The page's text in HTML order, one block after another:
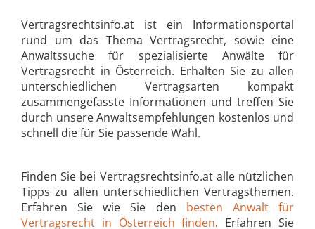
Vertragsrechtsinfo.at ist ein Informationsportal
rund um das Thema Vertragsrecht, sowie eine
Anwaltssuche für spezialisierte Anwälte für
Vertragsrecht in Österreich. Erhalten Sie zu allen
unterschiedlichen Vertragsarten kompakt
zusammengefasste Informationen und treffen Sie
durch unsere Anwaltsempfehlungen kostenlos und
schnell die für Sie passende Wahl.
Finden Sie bei Vertragsrechtsinfo.at alle nützlichen
Tipps zu allen unterschiedlichen Vertragsthemen.
Erfahren Sie wie Sie den besten Anwalt für
Vertragsrecht in Österreich finden. Erfahren Sie